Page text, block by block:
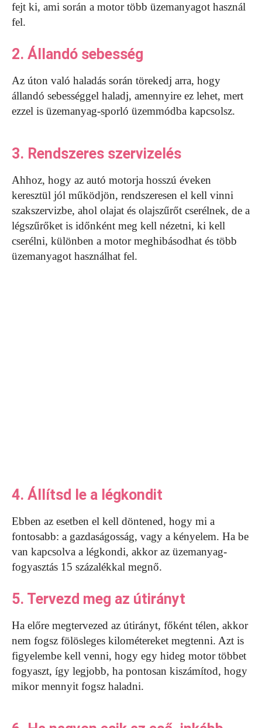
fejt ki, ami során a motor több üzemanyagot használ
fel.
2. Állandó sebesség
Az úton való haladás során törekedj arra, hogy
állandó sebességgel haladj, amennyire ez lehet, mert
ezzel is üzemanyag-sporló üzemmódba kapcsolsz.
3. Rendszeres szervizelés
Ahhoz, hogy az autó motorja hosszú éveken
keresztül jól működjön, rendszeresen el kell vinni
szakszervizbe, ahol olajat és olajszűrőt cserélnek, de a
légszűrőket is időnként meg kell nézetni, ki kell
cserélni, különben a motor meghibásodhat és több
üzemanyagot használhat fel.
4. Állítsd le a légkondit
Ebben az esetben el kell döntened, hogy mi a
fontosabb: a gazdaságosság, vagy a kényelem. Ha be
van kapcsolva a légkondi, akkor az üzemanyag-
fogyasztás 15 százalékkal megnő.
5. Tervezd meg az útirányt
Ha előre megtervezed az útirányt, főként télen, akkor
nem fogsz fölösleges kilométereket megtenni. Azt is
figyelembe kell venni, hogy egy hideg motor többet
fogyaszt, így legjobb, ha pontosan kiszámítod, hogy
mikor mennyit fogsz haladni.